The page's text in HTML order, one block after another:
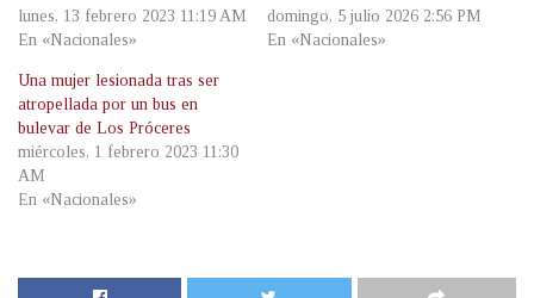
lunes, 13 febrero 2023 11:19 AM
En «Nacionales»
domingo, 5 julio 2026 2:56 PM
En «Nacionales»
Una mujer lesionada tras ser
atropellada por un bus en
bulevar de Los Próceres
miércoles, 1 febrero 2023 11:30
AM
En «Nacionales»